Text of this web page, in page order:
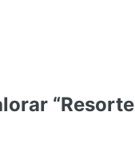
“Resorte